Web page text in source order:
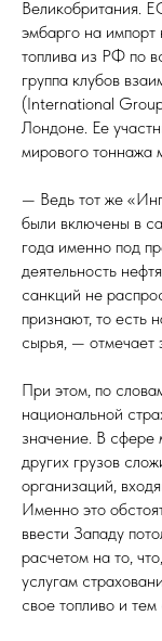
Великобритания.
эмбарго на импорт
топлива из РФ по
группа клубов
(International
Лондоне. Ее
мирового тоннажа
— Ведь тот же
были включены в
года именно под
деятельность
санкций не
признают, то есть
сырья, — отмечает
При этом, по
национальной
значение. В сфере
других грузов
организаций,
Именно это
ввести Западу
расчетом на то,
услугам
свое топливо и